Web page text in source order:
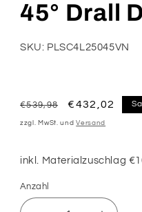
45° Drall
SKU: PLSC4L25045VN
Normaler
Preis
€539,98 €432,02
zzgl. MwSt. undVersand
inkl. Materialzuschlag
Anzahl